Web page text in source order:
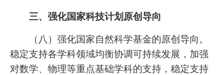
三、强化国家科技计划原创导向
（八）强化国家自然科学基金的原创导向。
稳定支持各学科领域均衡协调可持续发展，加强
对数学、物理等重点基础学科的支持，稳定支持